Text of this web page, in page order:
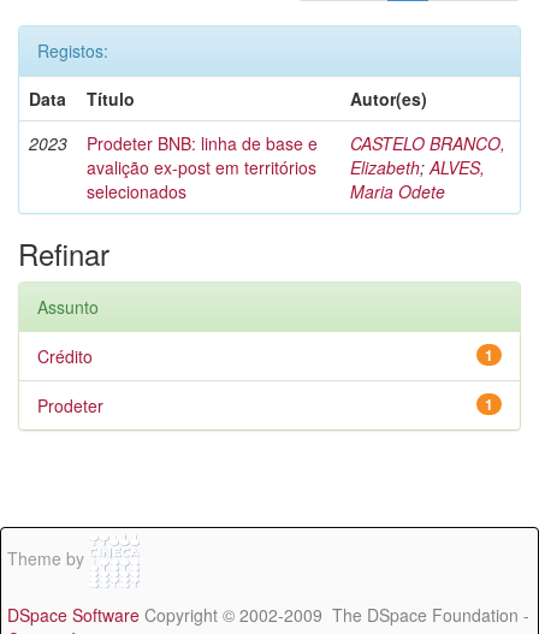
Registos:
Data
Título
Autor(es)
2023
Prodeter BNB: linha de base e
avalição ex-post em territórios
selecionados
CASTELO BRANCO,
Elizabeth;ALVES,
Maria Odete
Refinar
Assunto
1
Crédito
1
Prodeter
Theme by
DSpace Software Copyright © 2002-2009 The DSpace Foundation -